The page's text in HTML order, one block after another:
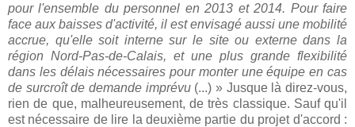
pour l'ensemble du personnel en 2013 et 2014. Pour faire
face aux baisses d'activité, il est envisagé aussi une mobilité
accrue, qu'elle soit interne sur le site ou externe dans la
région Nord-Pas-de-Calais, et une plus grande flexibilité
dans les délais nécessaires pour monter une équipe en cas
de surcroît de demande imprévu (...) » Jusque là direz-vous,
rien de que, malheureusement, de très classique. Sauf qu'il
est nécessaire de lire la deuxième partie du projet d'accord :